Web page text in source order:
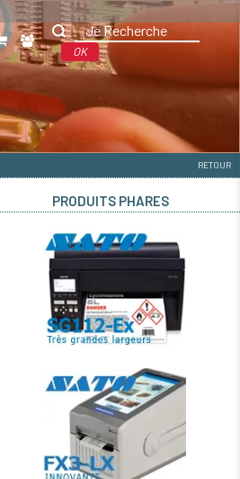
OK
RETOUR
PRODUITS PHARES